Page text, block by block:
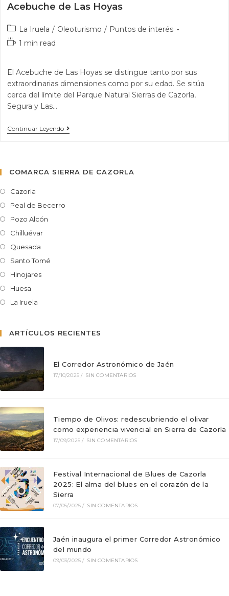
Acebuche de Las Hoyas
La Iruela / Oleoturismo / Puntos de interés
1 min read
El Acebuche de Las Hoyas se distingue tanto por sus
extraordinarias dimensiones como por su edad. Se sitúa
cerca del límite del Parque Natural Sierras de Cazorla,
Segura y Las…
Continuar Leyendo
COMARCA SIERRA DE CAZORLA
Cazorla
Peal de Becerro
Pozo Alcón
Chilluévar
Quesada
Santo Tomé
Hinojares
Huesa
La Iruela
ARTÍCULOS RECIENTES
El Corredor Astronómico de Jaén
17/10/2025 / SIN COMENTARIOS
Tiempo de Olivos: redescubriendo el olivar
como experiencia vivencial en Sierra de Cazorla
17/09/2025 / SIN COMENTARIOS
Festival Internacional de Blues de Cazorla
2025: El alma del blues en el corazón de la
Sierra
07/05/2025 / SIN COMENTARIOS
Jaén inaugura el primer Corredor Astronómico
del mundo
09/03/2025 / SIN COMENTARIOS